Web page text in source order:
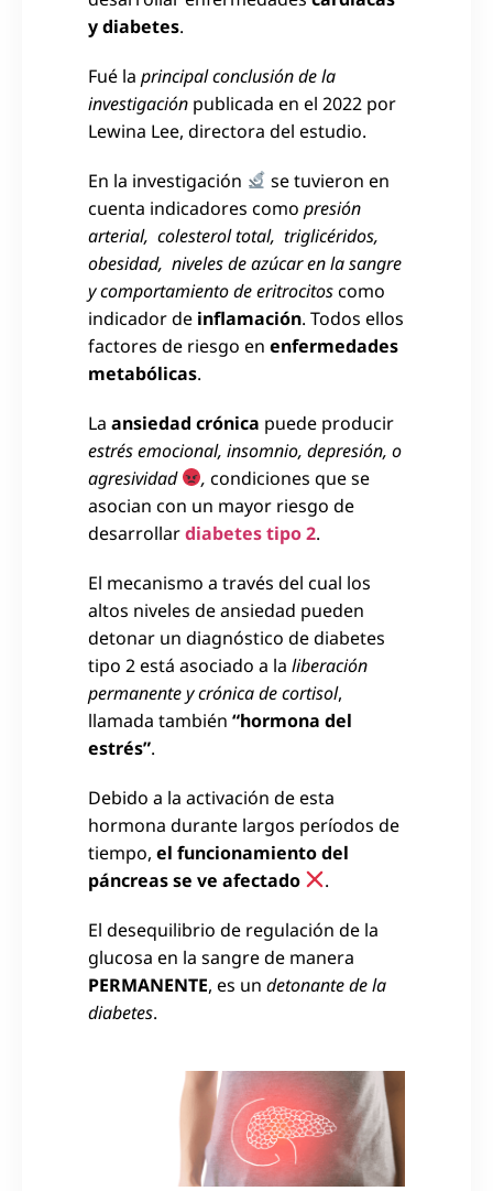
y diabetes.
Fué la principal conclusión de la
investigación publicada en el 2022 por
Lewina Lee, directora del estudio.
En la investigación
se tuvieron en
cuenta indicadores como presión
arterial, colesterol total, triglicéridos,
obesidad, niveles de azúcar en la sangre
y comportamiento de eritrocitoscomo
indicador de inflamación. Todos ellos
factores de riesgo en enfermedades
metabólicas.
La ansiedad crónica puede producir
estrés emocional, insomnio, depresión, o
agresividad
, condiciones que se
asocian con un mayor riesgo de
desarrollardiabetes tipo 2.
El mecanismo a través del cual los
altos niveles de ansiedad pueden
detonar un diagnóstico de diabetes
tipo 2 está asociado a la liberación
permanente y crónica de cortisol,
llamada también “hormona del
estrés”.
Debido a la activación de esta
hormona durante largos períodos de
tiempo, el funcionamiento del
páncreas se ve afectado
.
El desequilibrio de regulación de la
glucosa en la sangre de manera
PERMANENTE, es un detonante de la
diabetes.